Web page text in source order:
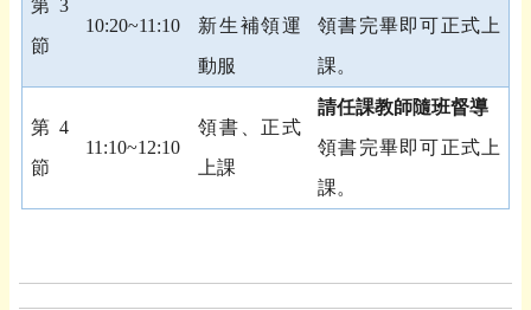
第 3
節
10:20~11:10
新生補領運
動服
領書完畢即可正式上
課。
第 4
節
11:10~12:10
領書、正式
上課
請任課教師隨班督導
領書完畢即可正式上
課。